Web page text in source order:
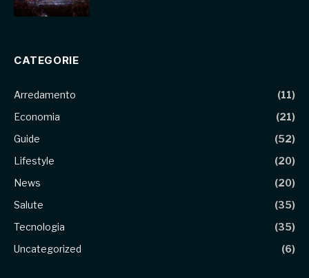
CATEGORIE
Arredamento
(11)
Economia
(21)
Guide
(52)
Lifestyle
(20)
News
(20)
Salute
(35)
Tecnologia
(35)
Uncategorized
(6)